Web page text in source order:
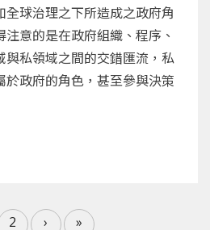
全球治理之下所造成之政府角
意的是在政府組織、程序、
與私領域之間的交錯匯流，私
政府的角色，甚至參與決策
2 › »